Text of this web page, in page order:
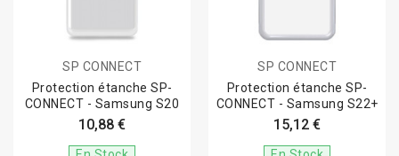
SP CONNECT
Protection étanche SP-
CONNECT - Samsung S20
10,88 €
SP CONNECT
Protection étanche SP-
CONNECT - Samsung S22+
15,12 €